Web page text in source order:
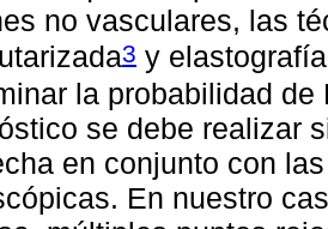
no vasculares, las
3 y
la probabilidad
se debe realizar
en conjunto con
En nuestro